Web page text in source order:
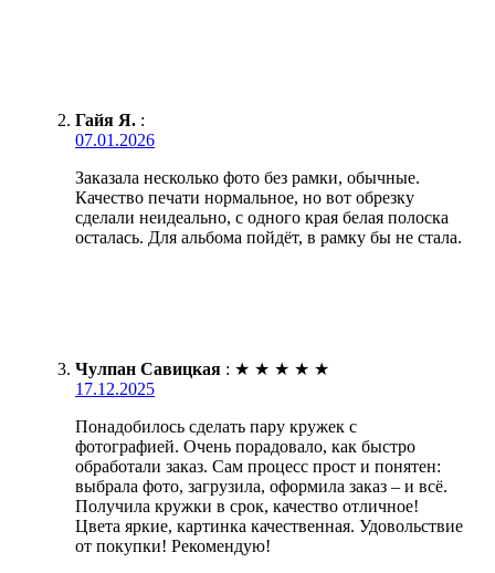
Гайя Я. :
07.01.2026
Заказала несколько фото без рамки, обычные.
Качество печати нормальное, но вот обрезку
сделали неидеально, с одного края белая полоска
осталась. Для альбома пойдёт, в рамку бы не стала.
Чулпан Савицкая : ★ ★ ★ ★ ★
17.12.2025
Понадобилось сделать пару кружек с
фотографией. Очень порадовало, как быстро
обработали заказ. Сам процесс прост и понятен:
выбрала фото, загрузила, оформила заказ – и всё.
Получила кружки в срок, качество отличное!
Цвета яркие, картинка качественная. Удовольствие
от покупки! Рекомендую!